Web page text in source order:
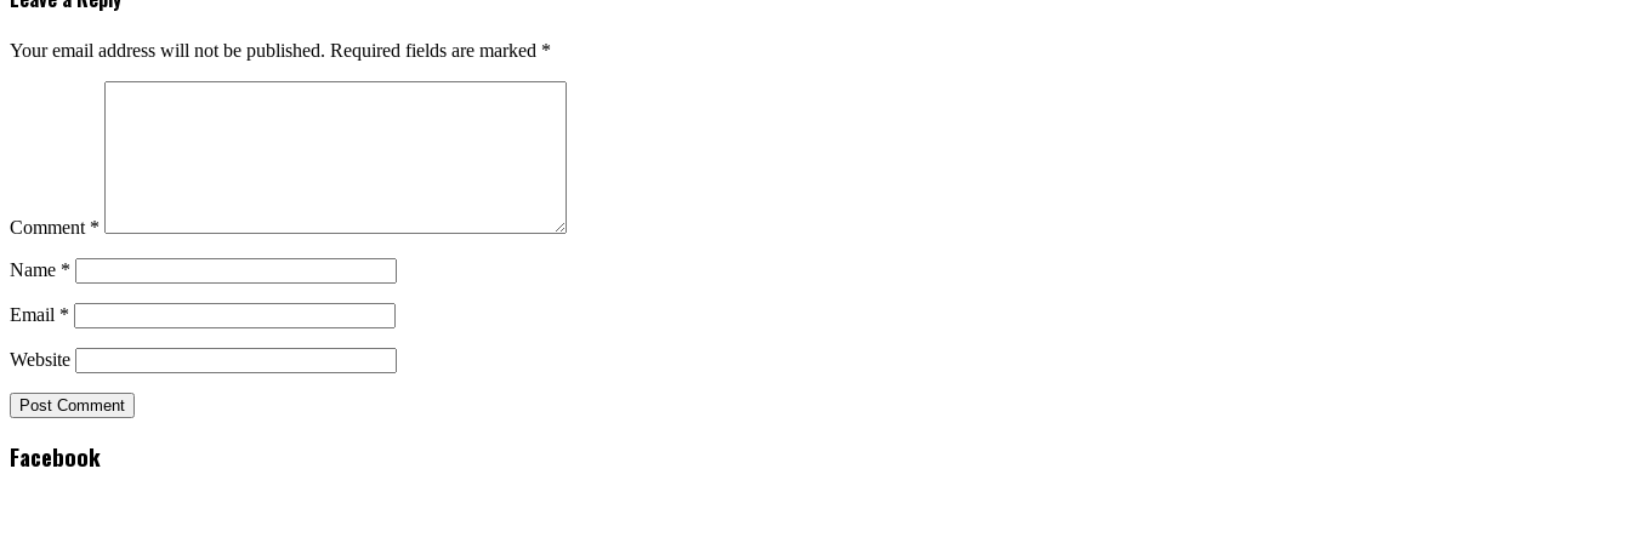
Your email address will not be published. Required fields are marked *
Comment *
Name *
Email *
Website
Facebook